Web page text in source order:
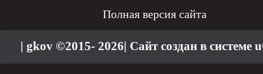
Полная версия сайта
| gkov ©2015- 2026| Сайт создан в системе